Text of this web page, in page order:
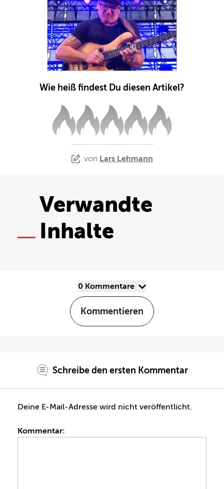
Wie heiß findest Du diesen Artikel?
von Lars Lehmann
Verwandte
Inhalte
0 Kommentare
Kommentieren
Schreibe den ersten Kommentar
Deine E-Mail-Adresse wird nicht veröffentlicht.
Kommentar: